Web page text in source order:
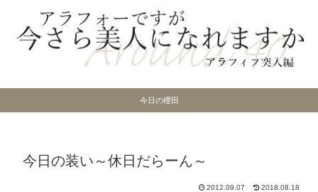
今日の櫻田
今日の装い～休日だらーん～
2012.09.07 2018.08.18